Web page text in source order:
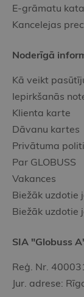
E-grāmatu
Kancelejas
Noderīgā
Kā veikt
Iepirkšanās
Klienta karte
Dāvanu kartes
Privātuma
Par GLOBUSS
Vakances
Biežāk uzdotie
Biežāk
SIA "Globuss
Reģ. Nr.
Jur. adrese: